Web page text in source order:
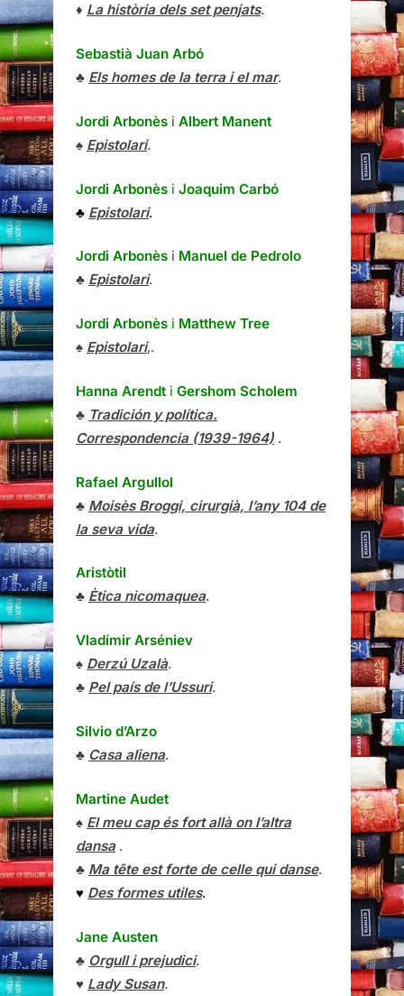
♦ La història dels set penjats.
Sebastià Juan Arbó
♣ Els homes de la terra i el mar.
Jordi Arbonès i Albert Manent
♠ Epistolari.
Jordi Arbonès i Joaquim Carbó
♣ Epistolari.
Jordi Arbonès i Manuel de Pedrolo
♣ Epistolari.
Jordi Arbonès i Matthew Tree
♠ Epistolari,.
Hanna Arendt i Gershom Scholem
♣ Tradición y política.
Correspondencia (1939-1964) .
Rafael Argullol
♣ Moisès Broggi, cirurgià, l’any 104 de
la seva vida.
Aristòtil
♣ Ètica nicomaquea.
Vladímir Arséniev
♠ Derzú Uzalà.
♣ Pel país de l’Ussuri.
Silvio d’Arzo
♣ Casa aliena.
Martine Audet
♠ El meu cap és fort allà on l’altra
dansa.
♣ Ma tête est forte de celle qui danse.
♥ Des formes utiles.
Jane Austen
♣ Orgull i prejudici.
♥ Lady Susan.